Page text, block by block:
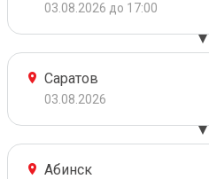
03.08.2026 до 17:00
Саратов
03.08.2026
Абинск